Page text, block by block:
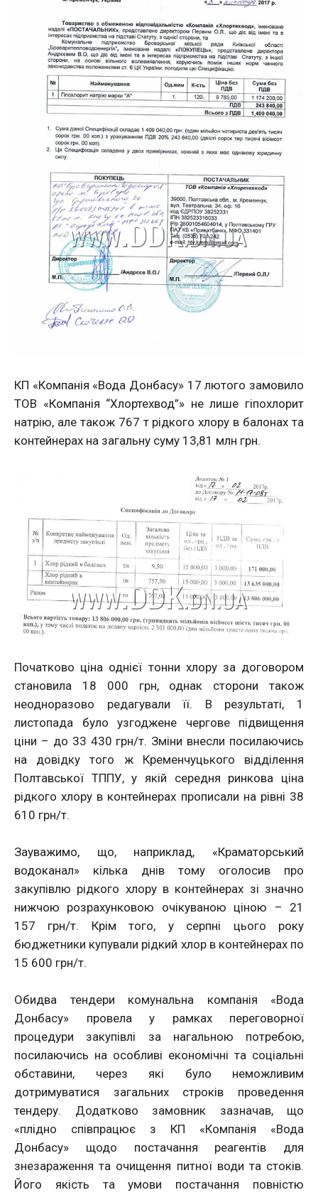
КП «Компанія «Вода Донбасу» 17 лютого замовило
ТОВ «Компанія “Хлортехвод”» не лише гіпохлорит
натрію, але також 767 т рідкого хлору в балонах та
контейнерах на загальну суму 13,81 млн грн.
Початково ціна однієї тонни хлору за договором
становила 18 000 грн, однак сторони також
неодноразово редагували її. В результаті, 1
листопада було узгоджене чергове підвищення
ціни – до 33 430 грн/т. Зміни внесли посилаючись
на довідку того ж Кременчуцького відділення
Полтавської ТППУ, у якій середня ринкова ціна
рідкого хлору в контейнерах прописали на рівні 38
610 грн/т.
Зауважимо, що, наприклад, «Краматорський
водоканал» кілька днів тому оголосив про
закупівлю рідкого хлору в контейнерах зі значно
нижчою розрахунковою очікуваною ціною – 21
157 грн/т. Крім того, у серпні цього року
бюджетники купували рідкий хлор в контейнерах по
15 600 грн/т.
Обидва тендери комунальна компанія «Вода
Донбасу» провела у рамках переговорної
процедури закупівлі за нагальною потребою,
посилаючись на особливі економічні та соціальні
обставини, через які було неможливим
дотримуватися загальних строків проведення
тендеру. Додатково замовник зазначав, що
«плідно співпрацює з КП «Компанія «Вода
Донбасу» щодо постачання реагентів для
знезараження та очищення питної води та стоків.
Його якість та умови постачання повністю